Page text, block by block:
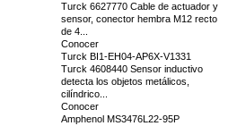
Turck 6627770 Cable de actuador y
sensor, conector hembra M12 recto
de 4...
Conocer
Turck BI1-EH04-AP6X-V1331
Turck 4608440 Sensor inductivo
detecta los objetos metálicos,
cilíndrico...
Conocer
Amphenol MS3476L22-95P